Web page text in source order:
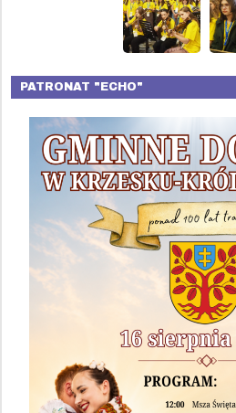
PATRONAT "ECHO"